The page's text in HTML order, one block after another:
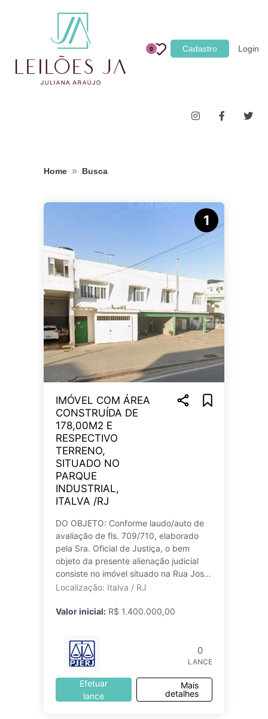
0 Cadastro Login
Categoria
Imóveis
Terrenos
Home » Busca
1
IMÓVEL COM ÁREA
CONSTRUÍDA DE
178,00M2 E
RESPECTIVO
TERRENO,
SITUADO NO
PARQUE
INDUSTRIAL,
ITALVA /RJ
DO OBJETO: Conforme laudo/auto de
avaliação de fls. 709/710, elaborado
pela Sra. Oficial de Justiça, o bem
objeto da presente alienação judicial
consiste no imóvel situado na Rua José
Luiz Marinho, no 32, Italva/RJ, c
Localização: Italva / RJ
Valor inicial: R$ 1.400.000,00
0
LANCE
Efetuar
lance
Mais
detalhes